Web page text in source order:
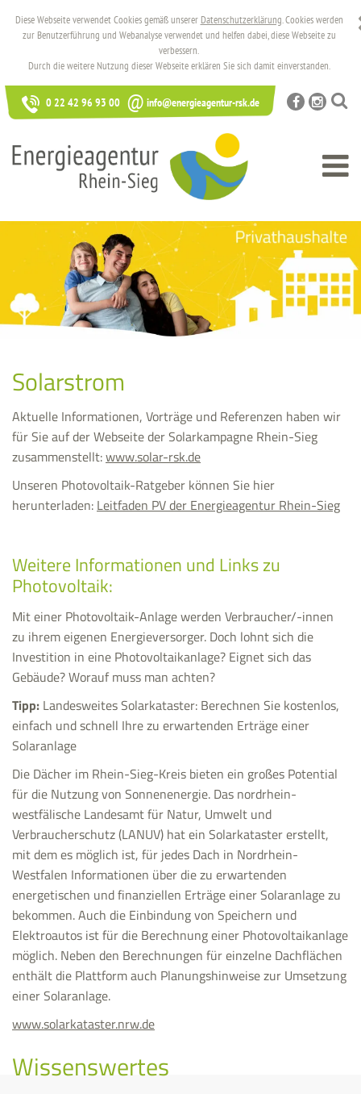
0 22 42 96 93 00 @ info@energieagentur-rsk.de
Solarstrom
Aktuelle Informationen, Vorträge und Referenzen haben wir
für Sie auf der Webseite der Solarkampagne Rhein-Sieg
zusammenstellt:www.solar-rsk.de
Unseren Photovoltaik-Ratgeber können Sie hier
herunterladen: Leitfaden PV der Energieagentur Rhein-Sieg
Weitere Informationen und Links zu
Photovoltaik:
Mit einer Photovoltaik-Anlage werden Verbraucher/-innen
zu ihrem eigenen Energieversorger. Doch lohnt sich die
Investition in eine Photovoltaikanlage? Eignet sich das
Gebäude? Worauf muss man achten?
Tipp: Landesweites Solarkataster: Berechnen Sie kostenlos,
einfach und schnell Ihre zu erwartenden Erträge einer
Solaranlage
Die Dächer im Rhein-Sieg-Kreis bieten ein großes Potential
für die Nutzung von Sonnenenergie. Das nordrhein-
westfälische Landesamt für Natur, Umwelt und
Verbraucherschutz (LANUV) hat ein Solarkataster erstellt,
mit dem es möglich ist, für jedes Dach in Nordrhein-
Westfalen Informationen über die zu erwartenden
energetischen und finanziellen Erträge einer Solaranlage zu
bekommen. Auch die Einbindung von Speichern und
Elektroautos ist für die Berechnung einer Photovoltaikanlage
möglich. Neben den Berechnungen für einzelne Dachflächen
enthält die Plattform auch Planungshinweise zur Umsetzung
einer Solaranlage.
www.solarkataster.nrw.de
Wissenswertes
Diese Webseite verwendet Cookies gemäß unserer Datenschutzerklärung. Cookies werden
zur Benutzerführung und Webanalyse verwendet und helfen dabei, diese Webseite zu
verbessern.
Durch die weitere Nutzung dieser Webseite erklären Sie sich damit einverstanden.